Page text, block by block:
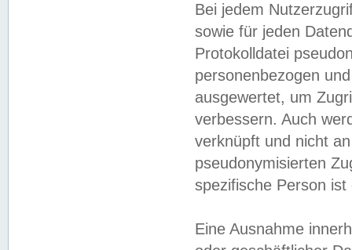
Bei jedem
sowie für jeden
Protokolldatei
personenbezogen
ausgewertet, um
verbessern. Auch
verknüpft und nicht
pseudonymisierten
spezifische Person
Eine Ausnahme